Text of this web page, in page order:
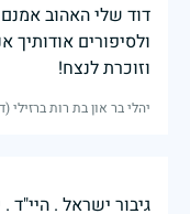
דוד שלי האהוב
ולסיפורים אודותיך
וזוכרת לנצח!
יהלי בר און בת רות ברזילי
גיבור ישראל . היי"ד